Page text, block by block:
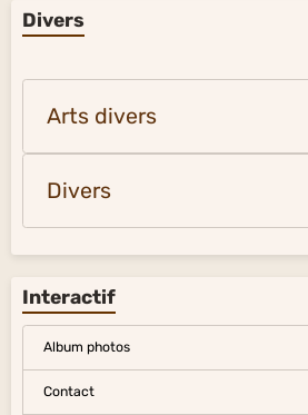
Divers
Arts divers
Divers
Interactif
Album photos
Contact